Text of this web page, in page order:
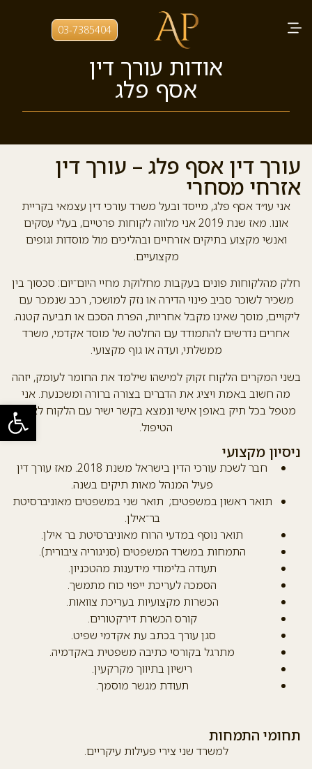
פתח
03-7385404
אודות עורך דין
אסף פלג
עורך דין אסף פלג – עורך דין
אזרחי מסחרי
אני עו״ד אסף פלג, מייסד ובעל משרד עורכי דין עצמאי בקריית
אונו. מאז שנת 2019 אני מלווה לקוחות פרטיים, בעלי עסקים
ואנשי מקצוע בתיקים אזרחיים ובהליכים מול מוסדות וגופים
מקצועיים.
חלק מהלקוחות פונים בעקבות מחלוקת מחיי היום־יום: סכסוך בין
משכיר לשוכר סביב פינוי הדירה או נזק למושכר, רכב שנמכר עם
ליקויים, מוסך שאינו מקבל אחריות, הפרת הסכם או תביעה קטנה.
אחרים נדרשים להתמודד עם החלטה של מוסד אקדמי, משרד
ממשלתי, ועדה או גוף מקצועי.
בשני המקרים הלקוח זקוק למישהו שילמד את החומר לעומק, יזהה
מה חשוב באמת ויציג את הדברים בצורה ברורה ומשכנעת. אני
מטפל בכל תיק באופן אישי ונמצא בקשר ישיר עם הלקוח לאורך
הטיפול.
ניסיון מקצועי
חבר לשכת עורכי הדין בישראל משנת 2018. מאז עורך דין
פעיל המנהל מאות תיקים בשנה.
תואר ראשון במשפטים; תואר שני במשפטים מאוניברסיטת
בר־אילן.
תואר נוסף במדעי הרוח מאוניברסיטת בר אילן.
התמחות במשרד המשפטים (סניגוריה ציבורית).
תעודה בלימודי מידענות מהטכניון.
הסמכה לעריכת ייפוי כוח מתמשך.
הכשרות מקצועיות בעריכת צוואות.
קורס הכשרת דירקטורים.
סגן עורך בכתב עת אקדמי שפיט.
מתרגל בקורסי כתיבה משפטית באקדמיה.
רישיון בתיווך מקרקעין.
תעודת מגשר מוסמך.
תחומי התמחות
למשרד שני צירי פעילות עיקריים.